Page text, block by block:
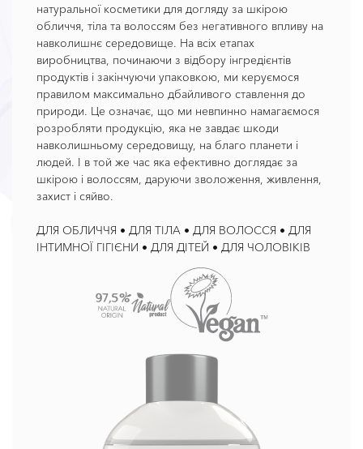
натуральної косметики для догляду за шкірою
обличчя, тіла та волоссям без негативного впливу на
навколишнє середовище. На всіх етапах
виробництва, починаючи з відбору інгредієнтів
продуктів і закінчуючи упаковкою, ми керуємося
правилом максимально дбайливого ставлення до
природи. Це означає, що ми невпинно намагаємося
розробляти продукцію, яка не завдає шкоди
навколишньому середовищу, на благо планети і
людей. І в той же час яка ефективно доглядає за
шкірою і волоссям, даруючи зволоження, живлення,
захист і сяйво.
ДЛЯ ОБЛИЧЧЯ • ДЛЯ ТІЛА • ДЛЯ ВОЛОССЯ • ДЛЯ
ІНТИМНОЇ ГІГІЄНИ • ДЛЯ ДІТЕЙ • ДЛЯ ЧОЛОВІКІВ